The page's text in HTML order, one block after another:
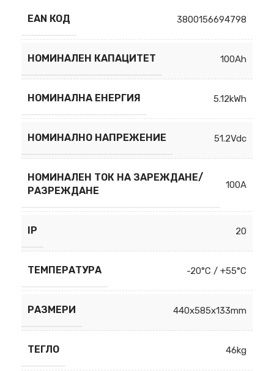
EAN КОД 3800156694798
НОМИНАЛЕН КАПАЦИТЕТ 100Ah
НОМИНАЛНА ЕНЕРГИЯ 5.12kWh
НОМИНАЛНО НАПРЕЖЕНИЕ 51.2Vdc
НОМИНАЛЕН ТОК НА ЗАРЕЖДАНЕ/
РАЗРЕЖДАНЕ
100A
IP 20
ТЕМПЕРАТУРА -20°C / +55°C
РАЗМЕРИ 440x585x133mm
ТЕГЛО 46kg